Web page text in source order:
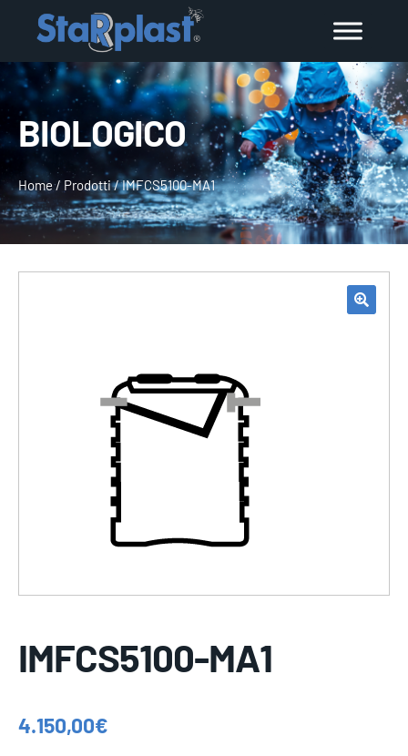
BIOLOGICO
Home/ Prodotti/IMFCS5100-MA1
IMFCS5100-MA1
4.150,00€